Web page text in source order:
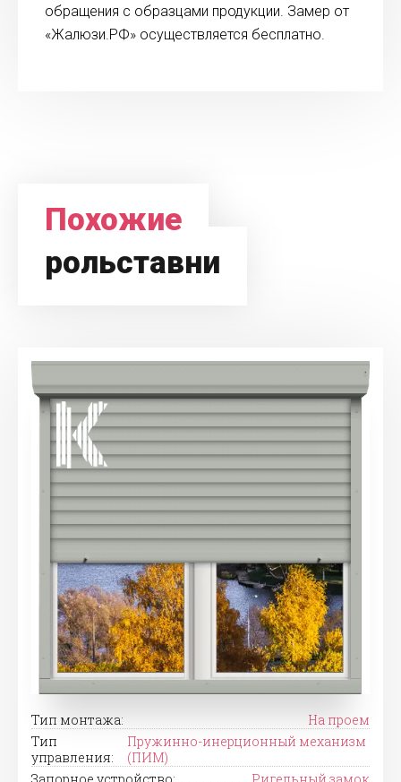
обращения с образцами продукции. Замер от
«Жалюзи.РФ» осуществляется бесплатно.
Похожие
рольставни
Тип монтажа:
На проем
Тип
управления:
Пружинно-инерционный механизм
(ПИМ)